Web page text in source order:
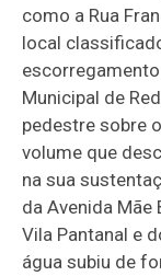
como a Rua
local
Municipal de
pedestre sobre
volume que
na sua
da Avenida Mãe
Vila Pantanal e
água subiu de